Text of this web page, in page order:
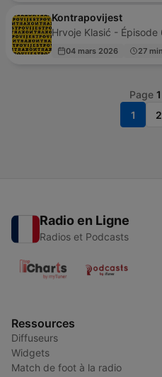
Kontrapovijest
Hrvoje Klasić - Épisode
04 mars 2026 27 min
Page 1
1
2
Radio en Ligne
Radios et Podcasts
Ressources
Diffuseurs
Widgets
Match de foot à la radio